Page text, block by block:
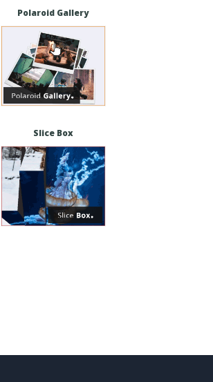
Polaroid Gallery
Slice Box